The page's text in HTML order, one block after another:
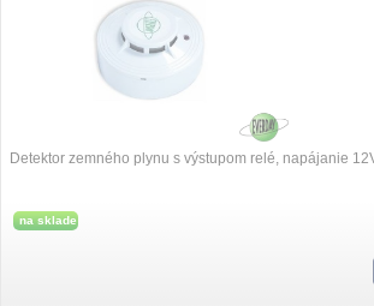
Detektor zemného plynu s výstupom relé, napájanie
na sklade